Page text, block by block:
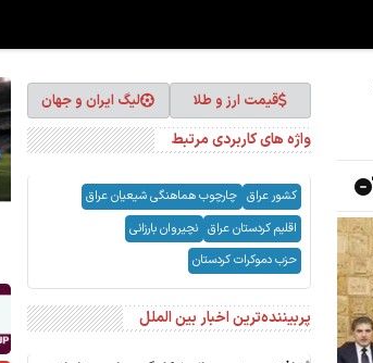
قیمت ارز و طلا لیگ ایران و جهان
واژه های کاربردی مرتبط
کشور عراق چارچوب هماهنگی شیعیان عراق
اقلیم کردستان عراق نچیروان بارزانی
حزب دموکرات کردستان
پربیننده‌ترین اخبار بین الملل